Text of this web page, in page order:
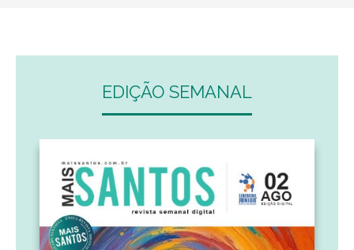
EDIÇÃO SEMANAL